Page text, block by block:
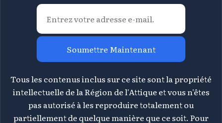
Soumettre Maintenant
Tous les contenus inclus sur ce site sont la propriété
intellectuelle de la Région de l'Attique et vous n'êtes
pas autorisé à les reproduire totalement ou
partiellement de quelque manière que ce soit. Pour